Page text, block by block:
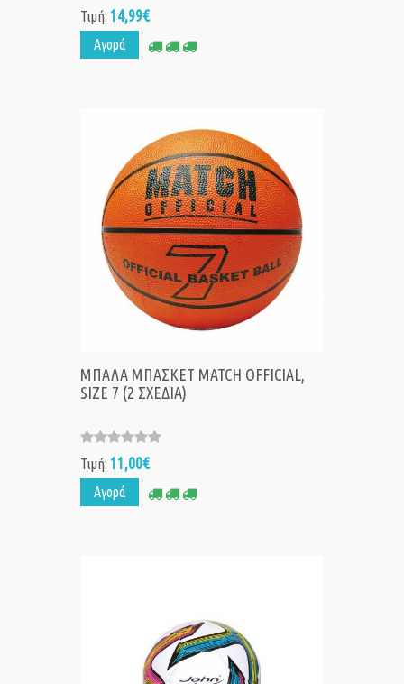
Τιμή: 14,99€
Αγορά
ΜΠΑΛΑ ΜΠΑΣΚΕΤ MATCH OFFICIAL,
SIZE 7 (2 ΣΧΕΔΙΑ)
Τιμή: 11,00€
Αγορά